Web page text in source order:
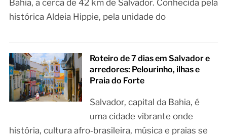
Bahia, a cerca de 42 km de Salvador. Conhecida pela
histórica Aldeia Hippie, pela unidade do
Roteiro de 7 dias em Salvador e
arredores: Pelourinho, ilhas e
Praia do Forte
Salvador, capital da Bahia, é
uma cidade vibrante onde
história, cultura afro‑brasileira, música e praias se